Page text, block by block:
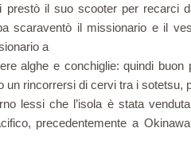
prestò il suo scooter per recarci
scaraventò il missionario e il
a
alghe e conchiglie: quindi
un rincorrersi di cervi tra i sotetsu,
lessi che l’isola è stata
precedentemente a